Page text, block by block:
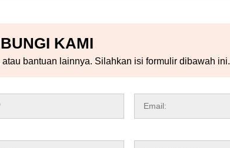
KAMI
bantuan lainnya. Silahkan isi formulir dibawah ini.